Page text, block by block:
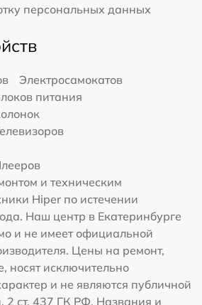
персональных данных
Электросамокатов
питания
и техническим
Hiper по истечении
Наш центр в Екатеринбурге
и не имеет официальной
Цены на ремонт,
носят исключительно
и не являются публичной
2 ст. 437 ГК РФ. Названия и